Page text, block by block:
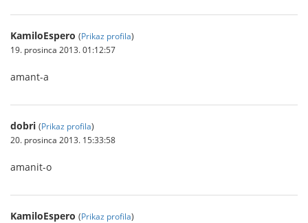
KamiloEspero (Prikaz profila)
19. prosinca 2013. 01:12:57
amant-a
dobri (Prikaz profila)
20. prosinca 2013. 15:33:58
amanit-o
KamiloEspero (Prikaz profila)